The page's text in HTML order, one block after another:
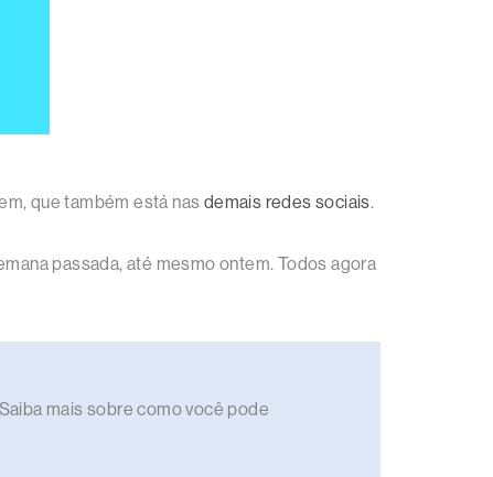
que também está nas demais redes sociais.
passada, até mesmo ontem. Todos agora
mais sobre como você pode